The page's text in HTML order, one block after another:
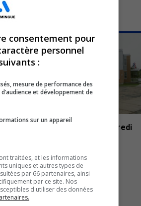
15 juin 2023
ÉDUCATION
Retour en classe prévu ce vendredi
consentement pour
personnel
:
mesure de performance des
et développement de
sur un appareil
traitées, et les informations
uniques et autres types de
par 66 partenaires, ainsi
par ce site. Nos
d'utiliser des données